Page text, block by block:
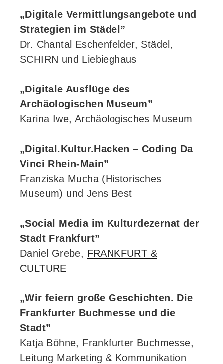
„Digitale Vermittlungsangebote und
Strategien im Städel”
Dr. Chantal Eschenfelder, Städel,
SCHIRN und Liebieghaus
„Digitale Ausflüge des
Archäologischen Museum”
Karina Iwe, Archäologisches Museum
„Digital.Kultur.Hacken – Coding Da
Vinci Rhein-Main”
Franziska Mucha (Historisches
Museum) und Jens Best
„Social Media im Kulturdezernat der
Stadt Frankfurt”
Daniel Grebe, FRANKFURT &
CULTURE
„Wir feiern große Geschichten. Die
Frankfurter Buchmesse und die
Stadt”
Katja Böhne, Frankfurter Buchmesse,
Leitung Marketing & Kommunikation